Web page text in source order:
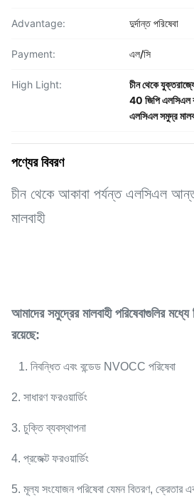
Advantage: দুর্দান্ত পরিষেবা
Payment: এল/সি
High Light: চীন থেকে
40 জিপি এলসিএল
এলসিএল সমুদ্র
পণ্যের বিবরণ
চীন থেকে আকাবা পর্যন্ত এলসিএল
মালবাহী
আমাদের সমুদ্রের মালবাহী পরিষেবাগুলির
রয়েছে:
1. নিবন্ধিত এবং বন্ডেড NVOCC পরিষেবা
2. সাধারণ ফরওয়ার্ডিং
3. চুক্তি ব্যবস্থাপনা
4. প্রজেক্ট ফরওয়ার্ডিং
5. মূল্য সংযোজন পরিষেবা যেমন বিতরণ, ক্রেতার